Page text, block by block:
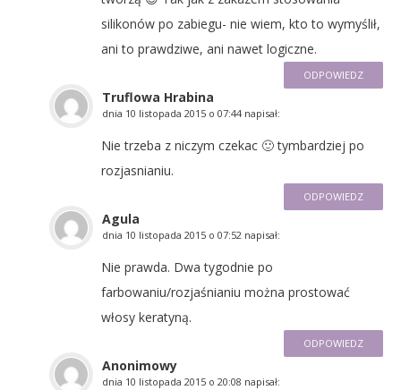
silikonów po zabiegu- nie wiem, kto to wymyślił,
ani to prawdziwe, ani nawet logiczne.
ODPOWIEDZ
Truflowa Hrabina
dnia 10 listopada 2015 o 07:44 napisał:
Nie trzeba z niczym czekac 🙂 tymbardziej po
rozjasnianiu.
ODPOWIEDZ
Agula
dnia 10 listopada 2015 o 07:52 napisał:
Nie prawda. Dwa tygodnie po
farbowaniu/rozjaśnianiu można prostować
włosy keratyną.
ODPOWIEDZ
Anonimowy
dnia 10 listopada 2015 o 20:08 napisał: